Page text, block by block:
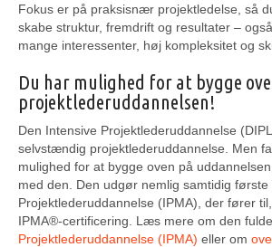
Fokus er på praksisnær projektledelse, så
skabe struktur, fremdrift og resultater –
mange interessenter, høj kompleksitet og
Du har mulighed for at bygge
projektlederuddannelsen!
Den Intensive Projektlederuddannelse
selvstændig projektlederuddannelse. Men
mulighed for at bygge oven på
med den. Den udgør nemlig samtidig første
Projektlederuddannelse (IPMA), der fører
IPMA®-certificering. Læs mere om den fulde
Projektlederuddannelse (IPMA) eller om